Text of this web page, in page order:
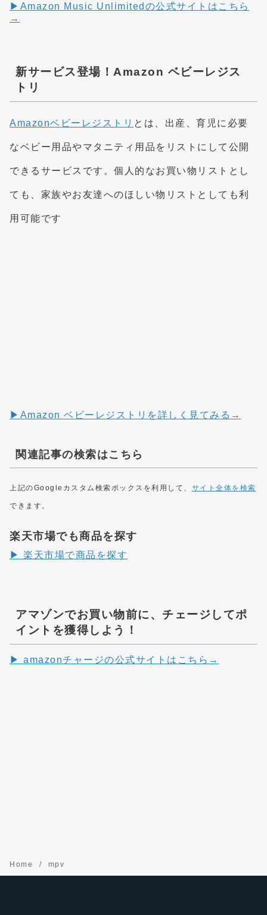
▶︎Amazon Music Unlimitedの公式サイトはこちら
→
新サービス登場！Amazon ベビーレジス
トリ
Amazonベビーレジストリ とは、出産、育児に必要
なベビー用品やマタニティ用品をリストにして公開
できるサービスです。個人的なお買い物リストとし
ても、家族やお友達へのほしい物リストとしても利
用可能です
▶︎Amazon ベビーレジストリを詳しく見てみる→
関連記事の検索はこちら
上記のGoogleカスタム検索ボックスを利用して、 サイト全体を検索
できます。
楽天市場でも商品を探す
▶︎ 楽天市場で商品を探す
アマゾンでお買い物前に、チェージしてポ
イントを獲得しよう！
▶︎ amazonチャージの公式サイトはこちら→
Home mpv